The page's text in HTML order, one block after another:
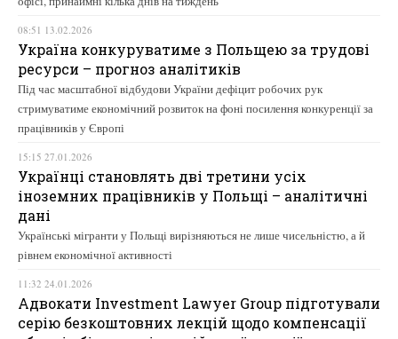
08:51 13.02.2026
Україна конкуруватиме з Польщею за трудові
ресурси – прогноз аналітиків
Під час масштабної відбудови України дефіцит робочих рук
стримуватиме економічний розвиток на фоні посилення конкуренції за
працівників у Європі
15:15 27.01.2026
Українці становлять дві третини усіх
іноземних працівників у Польщі – аналітичні
дані
Українські мігранти у Польщі вирізняються не лише чисельністю, а й
рівнем економічної активності
11:32 24.01.2026
Адвокати Investment Lawyer Group підготували
серію безкоштовних лекцій щодо компенсації